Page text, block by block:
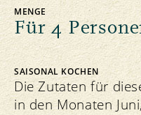
MENGE
Für 4
SAISONAL KOCHEN
Die Zutaten für
in den Monaten